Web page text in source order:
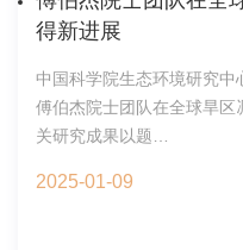
连志华。中国科学院杰出科
科技成就奖条例》，分设
奖和科技攻关奖4个奖项实
性、原创性、引领性重大科
新活动中做出突出贡献的院
得新进展
中国科学院生态环境研究
傅伯杰院士团队在全球旱区
关研究成果以题
表在国际重要刊物《
2025-01-09